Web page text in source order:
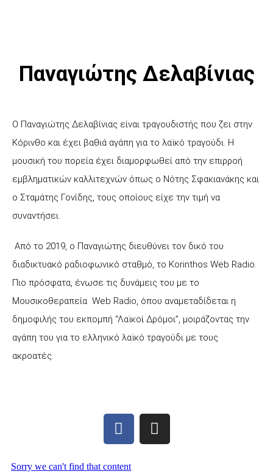
Παναγιώτης Δελαβίνιας
Ο Παναγιώτης Δελαβίνιας είναι τραγουδιστής που ζει στην
Κόρινθο και έχει βαθιά αγάπη για το λαϊκό τραγούδι. Η
μουσική του πορεία έχει διαμορφωθεί από την επιρροή
εμβληματικών καλλιτεχνών όπως ο Νότης Σφακιανάκης και
ο Σταμάτης Γονίδης, τους οποίους είχε την τιμή να
συναντήσει.
Από το 2019, ο Παναγιώτης διευθύνει τον δικό του
διαδικτυακό ραδιοφωνικό σταθμό, το Korinthos Web Radio.
Πιο πρόσφατα, ένωσε τις δυνάμεις του με το
Μουσικοθεραπεία Web Radio, όπου αναμεταδίδεται η
δημοφιλής του εκπομπή “Λαϊκοί Δρόμοι”, μοιράζοντας την
αγάπη του για το ελληνικό λαϊκό τραγούδι με τους
ακροατές.